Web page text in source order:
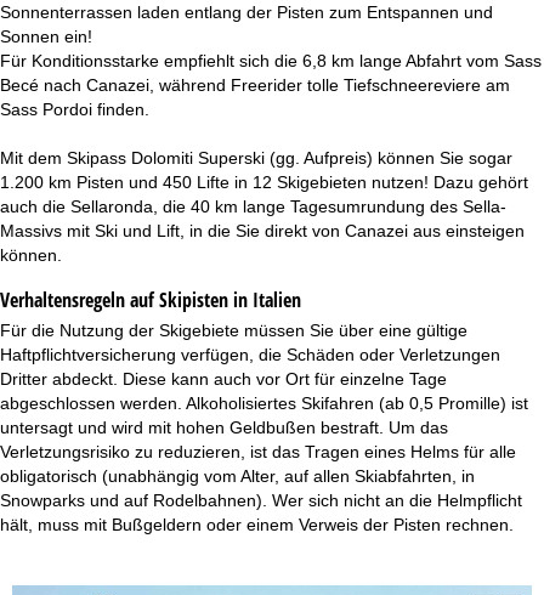
Sonnenterrassen laden entlang der Pisten zum Entspannen und
Sonnen ein!
Für Konditionsstarke empfiehlt sich die 6,8 km lange Abfahrt vom Sass
Becé nach Canazei, während Freerider tolle Tiefschneereviere am
Sass Pordoi finden.
Mit dem Skipass Dolomiti Superski (gg. Aufpreis) können Sie sogar
1.200 km Pisten und 450 Lifte in 12 Skigebieten nutzen! Dazu gehört
auch die Sellaronda, die 40 km lange Tagesumrundung des Sella-
Massivs mit Ski und Lift, in die Sie direkt von Canazei aus einsteigen
können.
Verhaltensregeln auf Skipisten in Italien
Für die Nutzung der Skigebiete müssen Sie über eine gültige
Haftpflichtversicherung verfügen, die Schäden oder Verletzungen
Dritter abdeckt. Diese kann auch vor Ort für einzelne Tage
abgeschlossen werden. Alkoholisiertes Skifahren (ab 0,5 Promille) ist
untersagt und wird mit hohen Geldbußen bestraft. Um das
Verletzungsrisiko zu reduzieren, ist das Tragen eines Helms für alle
obligatorisch (unabhängig vom Alter, auf allen Skiabfahrten, in
Snowparks und auf Rodelbahnen). Wer sich nicht an die Helmpflicht
hält, muss mit Bußgeldern oder einem Verweis der Pisten rechnen.